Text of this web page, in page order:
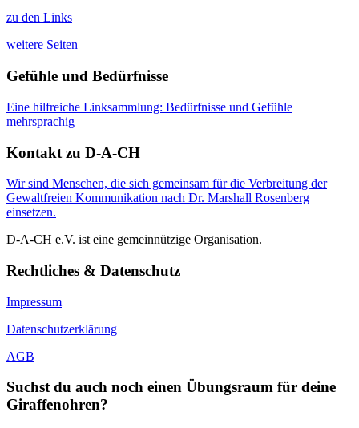
zu den Links
weitere Seiten
Gefühle und Bedürfnisse
Eine hilfreiche Linksammlung: Bedürfnisse und Gefühle
mehrsprachig
Kontakt zu D-A-CH
Wir sind Menschen, die sich gemeinsam für die Verbreitung der
Gewaltfreien Kommunikation nach Dr. Marshall Rosenberg
einsetzen.
D-A-CH e.V. ist eine gemeinnützige Organisation.
Rechtliches & Datenschutz
Impressum
Datenschutzerklärung
AGB
Suchst du auch noch einen Übungsraum für deine
Giraffenohren?